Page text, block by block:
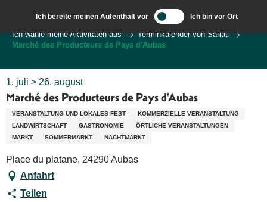
contenu
principal
Ich bereite meinen Aufenthalt vor Ich bin vor Ort
Ich wähle meine Aktivitäten aus
Terminkalender von Sarlat
Marché des Producteurs de Pays d'Aubas
1. juli > 26. august
Marché des Producteurs de Pays d'Aubas
VERANSTALTUNG UND LOKALES FEST
KOMMERZIELLE VERANSTALTUNG
LANDWIRTSCHAFT
GASTRONOMIE
ÖRTLICHE VERANSTALTUNGEN
MARKT
SOMMERMARKT NACHTMARKT
Place du platane, 24290 Aubas
Anfahrt
Teilen